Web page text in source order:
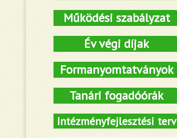
Működési szabályzat
Év végi díjak
Formanyomtatványok
Tanári fogadóórák
Intézményfejlesztési terv